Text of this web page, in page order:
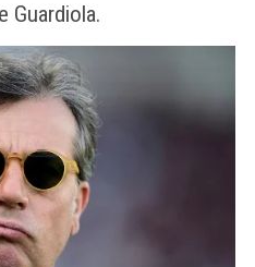
Guardiola.